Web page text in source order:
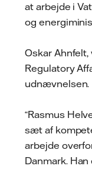
at arbejde i
og
Oskar
Regulatory
udnævnelsen.
“Rasmus
sæt af
arbejde
Danmark.